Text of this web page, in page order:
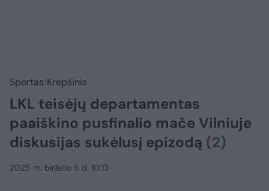
Sportas Krepšinis
LKL teisėjų departamentas
paaiškino pusfinalio mače Vilniuje
diskusijas sukėlusį epizodą (2)
2025 m. birželio 5 d. 10:13